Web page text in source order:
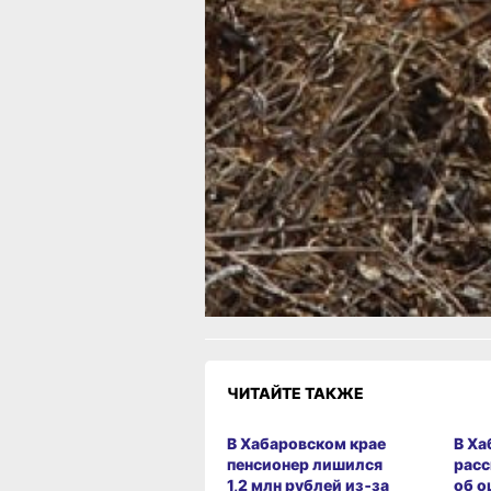
Семь раз пожарные и спасатели
привлекались к работам по
последствий ДТП.
В ТЕМУ:
1 700 молодых жителей
края участвуют в проекте «Новый
маршрут»
Читайте нас в соцсетях:ВКонтакте,
Одноклассники, Телеграм или
Яндекс.ДзениМАКС
Как вам материал?
Огонь!
Супер
Удивило
Грустно
Злость
ЧИТАЙТЕ ТАКЖЕ
В Хабаровском крае
пенсионер лишился
1,2 млн рублей из‑за
В
об